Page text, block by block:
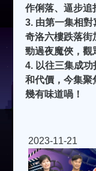
作俐落、逼步追
3. 由第一集相對
奇洛六樓跌落街
勁過夜魔俠，觀
4. 以往三集成
和代價，今集聚
幾有味道喎！
2023-11-21